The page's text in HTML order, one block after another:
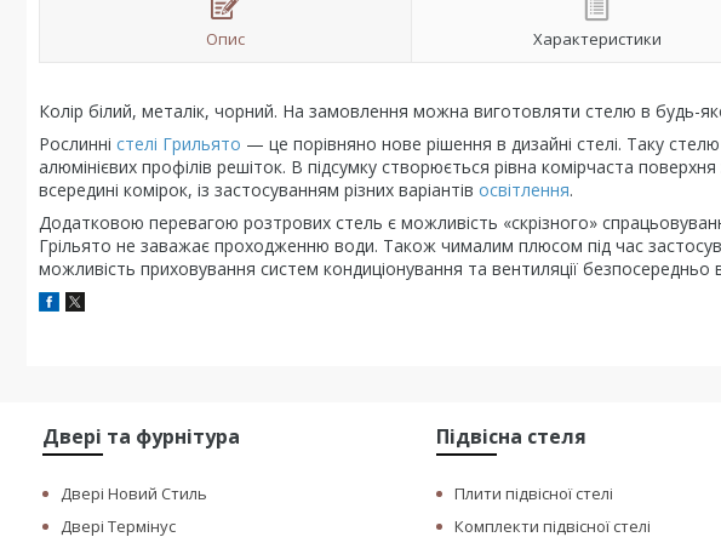
Опис Характеристики
Колір білий, металік, чорний. На замовлення можна виготовляти стелю в будь-
Рослинні стелі Грильято — це порівняно нове рішення в дизайні стелі. Таку
алюмінієвих профілів решіток. В підсумку створюється рівна комірчаста
всередині комірок, із застосуванням різних варіантів освітлення.
Додатковою перевагою розтрових стель є можливість «скрізного»
Грільято не заважає проходженню води. Також чималим плюсом під час
можливість приховування систем кондиціонування та вентиляції
Двері та фурнітура
Двері Новий Стиль
Двері Термінус
Підвісна стеля
Плити підвісної стелі
Комплекти підвісної стелі